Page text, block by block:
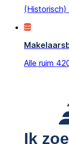
Alle ruim